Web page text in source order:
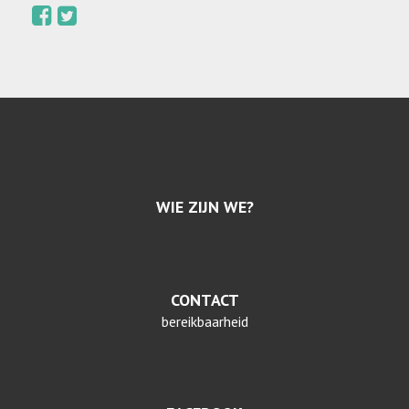
WIE ZIJN WE?
CONTACT
bereikbaarheid